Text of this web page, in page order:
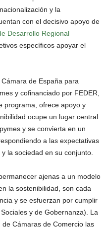
y la
con el decisivo apoyo de
Desarrollo Regional
específicos apoyar el
de España para
y cofinanciado por FEDER,
programa, ofrece apoyo y
ocupe un lugar central
y se convierta en un
a las expectativas
la sociedad en su conjunto.
ajenas a un modelo
la sostenibilidad, son cada
y se esfuerzan por cumplir
y de Gobernanza). La
Cámaras de Comercio las